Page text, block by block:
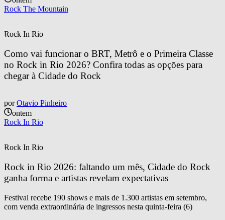
Rock The Mountain
Rock In Rio
Como vai funcionar o BRT, Metrô e o Primeira Classe
no Rock in Rio 2026? Confira todas as opções para
chegar à Cidade do Rock
por Otavio Pinheiro
ontem
Rock In Rio
Rock In Rio
Rock in Rio 2026: faltando um mês, Cidade do Rock
ganha forma e artistas revelam expectativas
Festival recebe 190 shows e mais de 1.300 artistas em setembro,
com venda extraordinária de ingressos nesta quinta-feira (6)